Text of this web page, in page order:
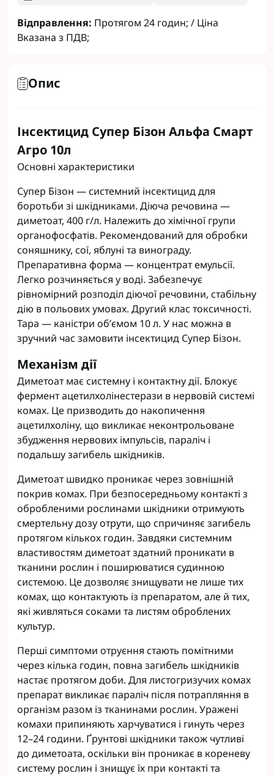
Відправлення: Протягом 24 годин; / Ціна
Вказана з ПДВ;
Опис
Інсектицид Супер Бізон Альфа Смарт
Агро 10л
Основні характеристики
Супер Бізон ― системний інсектицид для
боротьби зі шкідниками. Діюча речовина ―
диметоат, 400 г/л. Належить до хімічної групи
органофосфатів. Рекомендований для обробки
соняшнику, сої, яблуні та винограду.
Препаративна форма ― концентрат емульсії.
Легко розчиняється у воді. Забезпечує
рівномірний розподіл діючої речовини, стабільну
дію в польових умовах. Другий клас токсичності.
Тара ― каністри об’ємом 10 л. У нас можна в
зручний час замовити інсектицид Супер Бізон.
Механізм дії
Диметоат має системну і контактну дії. Блокує
фермент ацетилхолінестерази в нервовій системі
комах. Це призводить до накопичення
ацетилхоліну, що викликає неконтрольоване
збудження нервових імпульсів, параліч і
подальшу загибель шкідників.
Диметоат швидко проникає через зовнішній
покрив комах. При безпосередньому контакті з
обробленими рослинами шкідники отримують
смертельну дозу отрути, що спричиняє загибель
протягом кількох годин. Завдяки системним
властивостям диметоат здатний проникати в
тканини рослин і поширюватися судинною
системою. Це дозволяє знищувати не лише тих
комах, що контактують із препаратом, але й тих,
які живляться соками та листям оброблених
культур.
Перші симптоми отруєння стають помітними
через кілька годин, повна загибель шкідників
настає протягом доби. Для листогризучих комах
препарат викликає параліч після потрапляння в
організм разом із тканинами рослин. Уражені
комахи припиняють харчуватися і гинуть через
12–24 години. Ґрунтові шкідники також чутливі
до диметоата, оскільки він проникає в кореневу
систему рослин і знищує їх при контакті та